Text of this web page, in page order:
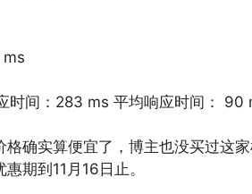
ms
时间：283 ms 平均响应时间： 90
确实算便宜了，博主也没买过这
期到11月16日止。